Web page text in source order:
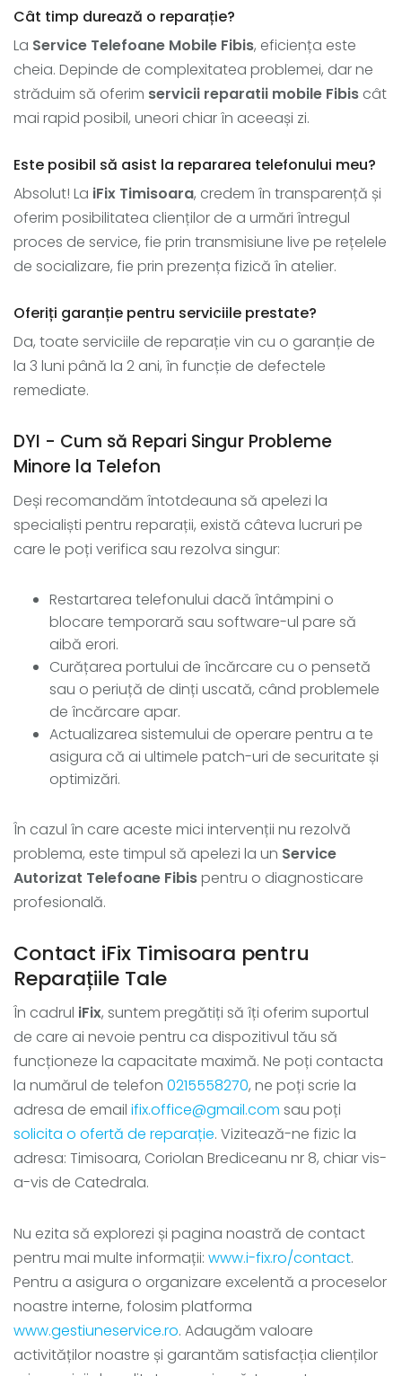
Cât timp durează o reparație?
La Service Telefoane Mobile Fibis, eficiența este
cheia. Depinde de complexitatea problemei, dar ne
străduim să oferim servicii reparatii mobile Fibis cât
mai rapid posibil, uneori chiar în aceeași zi.
Este posibil să asist la repararea telefonului meu?
Absolut! La iFix Timisoara, credem în transparență și
oferim posibilitatea clienților de a urmări întregul
proces de service, fie prin transmisiune live pe rețelele
de socializare, fie prin prezența fizică în atelier.
Oferiți garanție pentru serviciile prestate?
Da, toate serviciile de reparație vin cu o garanție de
la 3 luni până la 2 ani, în funcție de defectele
remediate.
DYI - Cum să Repari Singur Probleme
Minore la Telefon
Deși recomandăm întotdeauna să apelezi la
specialiști pentru reparații, există câteva lucruri pe
care le poți verifica sau rezolva singur:
Restartarea telefonului dacă întâmpini o
blocare temporară sau software-ul pare să
aibă erori.
Curățarea portului de încărcare cu o pensetă
sau o periuță de dinți uscată, când problemele
de încărcare apar.
Actualizarea sistemului de operare pentru a te
asigura că ai ultimele patch-uri de securitate și
optimizări.
În cazul în care aceste mici intervenții nu rezolvă
problema, este timpul să apelezi la un Service
Autorizat Telefoane Fibispentru o diagnosticare
profesională.
Contact iFix Timisoara pentru
Reparațiile Tale
În cadrul iFix, suntem pregătiți să îți oferim suportul
de care ai nevoie pentru ca dispozitivul tău să
funcționeze la capacitate maximă. Ne poți contacta
la numărul de telefon 0215558270, ne poți scrie la
adresa de email ifix.office@gmail.com sau poți
solicita o ofertă de reparație. Vizitează-ne fizic la
adresa: Timisoara, Coriolan Brediceanu nr 8, chiar vis-
a-vis de Catedrala.
Nu ezita să explorezi și pagina noastră de contact
pentru mai multe informații: www.i-fix.ro/contact.
Pentru a asigura o organizare excelentă a proceselor
noastre interne, folosim platforma
www.gestiuneservice.ro. Adaugăm valoare
activităților noastre și garantăm satisfacția clienților